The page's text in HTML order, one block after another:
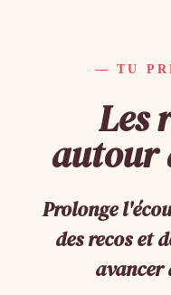
— TU
Les
autour
Prolonge
des recos et